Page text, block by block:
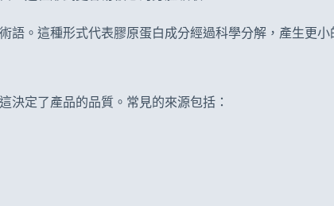
語。這種形式代表膠原蛋白成分經過科學分解，產生更
決定了產品的品質。常見的來源包括：